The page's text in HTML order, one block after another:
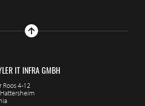
IT INFRA GMBH
Roos 4-12